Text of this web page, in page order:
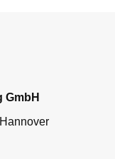
GmbH